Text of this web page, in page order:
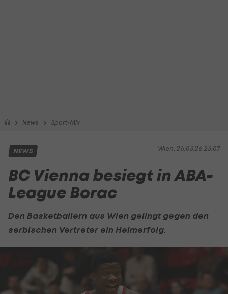
News Sport-Mix
Wien, 26.03.26 23:07
NEWS
BC Vienna besiegt in ABA-
League Borac
Den Basketballern aus Wien gelingt gegen den
serbischen Vertreter ein Heimerfolg.